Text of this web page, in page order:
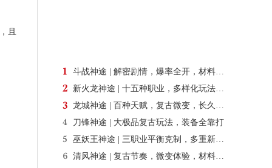
且
斗战神途 | 解密剧情，爆率全开，材料好打，深度养成
新火龙神途 | 十五种职业，多样化玩法，爆率适中
龙城神途 | 百种天赋，复古微变，长久耐玩，全部靠打
刀锋神途 | 大极品复古玩法，装备全靠打
巫妖王神途 | 三职业平衡克制，多重新颖玩法
清风神途 | 复古节奏，微变体验，材料稀缺